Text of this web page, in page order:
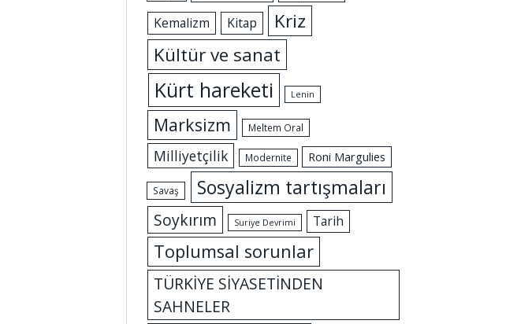
Kemalizm Kitap
Kriz
Kültür ve sanat
Kürt hareketi Lenin
Marksizm Meltem Oral
Milliyetçilik Modernite Roni Margulies
Savaş Sosyalizm tartışmaları
Soykırım Suriye Devrimi Tarih
Toplumsal sorunlar
TÜRKİYE SİYASETİNDEN
SAHNELER